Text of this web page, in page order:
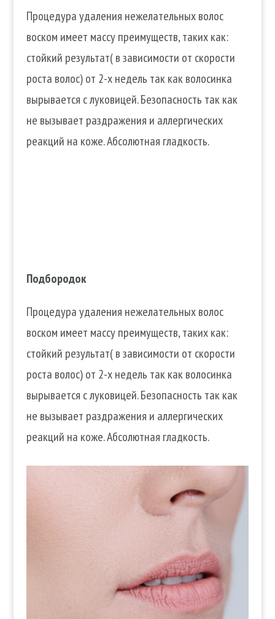
Процедура удаления нежелательных волос
воском имеет массу преимуществ, таких как:
стойкий результат( в зависимости от скорости
роста волос) от 2-х недель так как волосинка
вырывается с луковицей. Безопасность так как
не вызывает раздражения и аллергических
реакций на коже. Абсолютная гладкость.
Подбородок
Процедура удаления нежелательных волос
воском имеет массу преимуществ, таких как:
стойкий результат( в зависимости от скорости
роста волос) от 2-х недель так как волосинка
вырывается с луковицей. Безопасность так как
не вызывает раздражения и аллергических
реакций на коже. Абсолютная гладкость.